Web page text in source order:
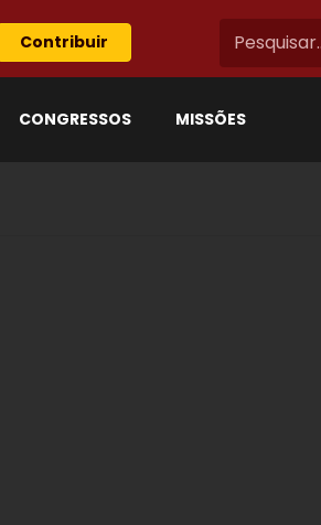
Contribuir
CONGRESSOS MISSÕES